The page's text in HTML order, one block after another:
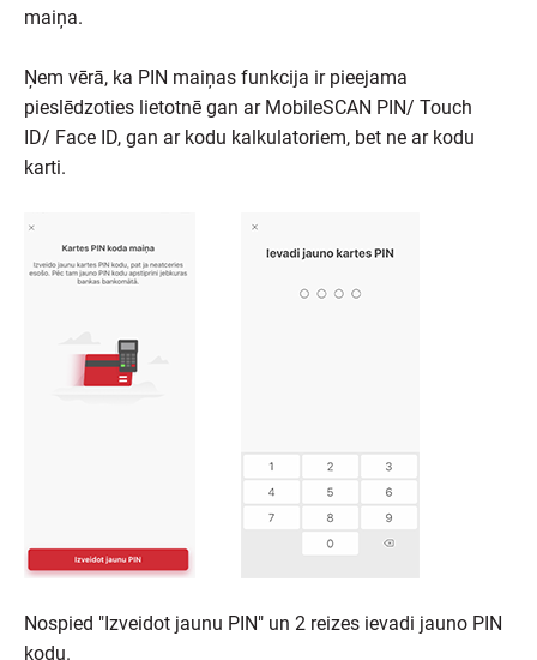
maiņa.
Ņem vērā, ka PIN maiņas funkcija ir pieejama
pieslēdzoties lietotnē gan ar MobileSCAN PIN/ Touch
ID/ Face ID, gan ar kodu kalkulatoriem, bet ne ar kodu
karti.
Nospied "Izveidot jaunu PIN" un 2 reizes ievadi jauno PIN
kodu.